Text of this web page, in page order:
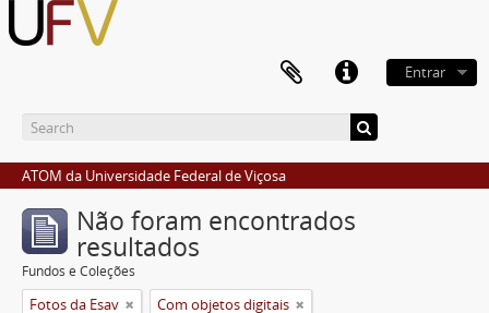
Entrar
ATOM da Universidade Federal de Viçosa
Não foram encontrados
resultados
Fundos e Coleções
Fotos da Esav Com objetos digitais